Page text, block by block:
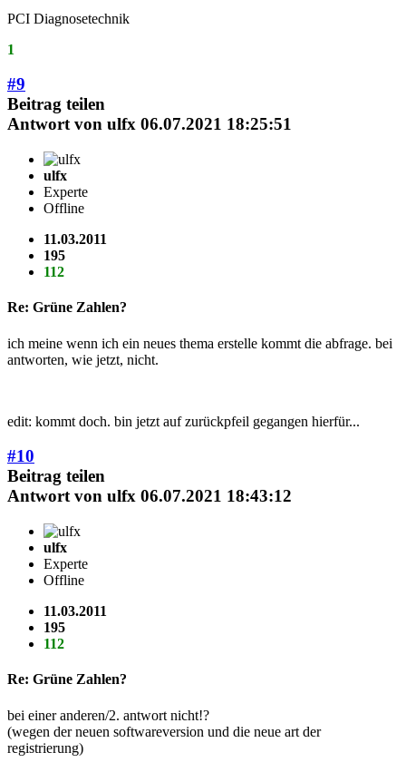
PCI Diagnosetechnik
1
#9
Beitrag teilen
Antwort von ulfx 06.07.2021 18:25:51
ulfx
Experte
Offline
11.03.2011
195
112
Re: Grüne Zahlen?
ich meine wenn ich ein neues thema erstelle kommt die abfrage. bei
antworten, wie jetzt, nicht.
edit: kommt doch. bin jetzt auf zurückpfeil gegangen hierfür...
#10
Beitrag teilen
Antwort von ulfx 06.07.2021 18:43:12
ulfx
Experte
Offline
11.03.2011
195
112
Re: Grüne Zahlen?
bei einer anderen/2. antwort nicht!?
(wegen der neuen softwareversion und die neue art der
registrierung)